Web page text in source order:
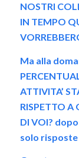
NOSTRI
IN TEMPO
Ma alla
ATTIVITA’
RISPETTO A
DI VOI?
solo risposte